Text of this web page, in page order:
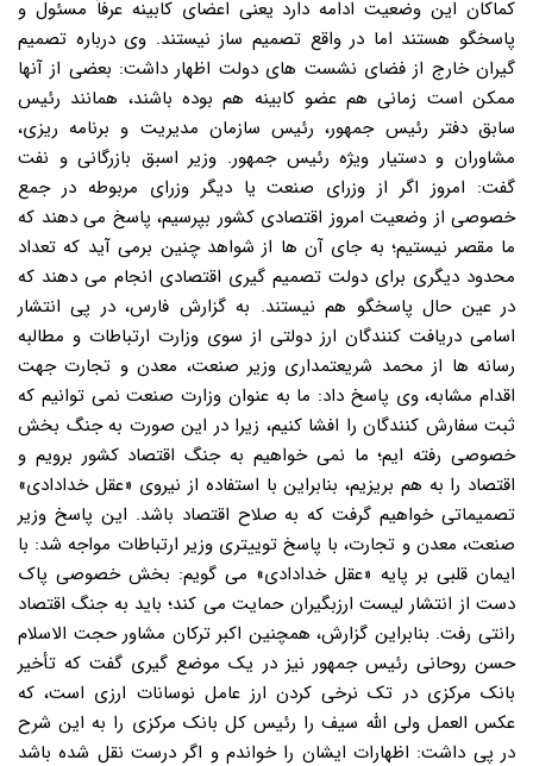
کماکان این وضعیت ادامه دارد یعنی اعضای کابینه عرفاً مسئول و
پاسخگو هستند اما در واقع تصمیم ساز نیستند. وی درباره تصمیم
گیران خارج از فضای نشست های دولت اظهار داشت: بعضی از آنها
ممکن است زمانی هم عضو کابینه هم بوده باشند، همانند رئیس
سابق دفتر رئیس جمهور، رئیس سازمان مدیریت و برنامه ریزی،
مشاوران و دستیار ویژه رئیس جمهور. وزیر اسبق بازرگانی و نفت
گفت: امروز اگر از وزرای صنعت یا دیگر وزرای مربوطه در جمع
خصوصی از وضعیت امروز اقتصادی کشور بپرسیم، پاسخ می دهند که
ما مقصر نیستیم؛ به جای آن ها از شواهد چنین برمی آید که تعداد
محدود دیگری برای دولت تصمیم گیری اقتصادی انجام می دهند که
در عین حال پاسخگو هم نیستند. به گزارش فارس، در پی انتشار
اسامی دریافت کنندگان ارز دولتی از سوی وزارت ارتباطات و مطالبه
رسانه ها از محمد شریعتمداری وزیر صنعت، معدن و تجارت جهت
اقدام مشابه، وی پاسخ داد: ما به عنوان وزارت صنعت نمی توانیم که
ثبت سفارش کنندگان را افشا کنیم، زیرا در این صورت به جنگ بخش
خصوصی رفته ایم؛ ما نمی خواهیم به جنگ اقتصاد کشور برویم و
اقتصاد را به هم بریزیم، بنابراین با استفاده از نیروی «عقل خدادادی»
تصمیماتی خواهیم گرفت که به صلاح اقتصاد باشد. این پاسخ وزیر
صنعت، معدن و تجارت، با پاسخ توییتری وزیر ارتباطات مواجه شد: با
ایمان قلبی بر پایه «عقل خدادادی» می گویم: بخش خصوصی پاک
دست از انتشار لیست ارزبگیران حمایت می کند؛ باید به جنگ اقتصاد
رانتی رفت. بنابراین گزارش، همچنین اکبر ترکان مشاور حجت الاسلام
حسن روحانی رئیس جمهور نیز در یک موضع گیری گفت که تأخیر
بانک مرکزی در تک نرخی کردن ارز عامل نوسانات ارزی است، که
عکس العمل ولی الله سیف را رئیس کل بانک مرکزی را به این شرح
در پی داشت: اظهارات ایشان را خواندم و اگر درست نقل شده باشد